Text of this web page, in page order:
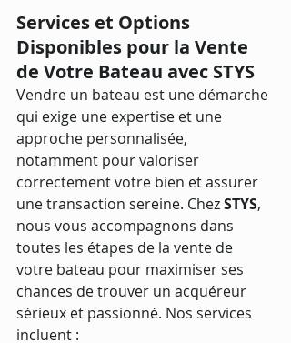
Services et Options
Disponibles pour la Vente
de Votre Bateau avec STYS
Vendre un bateau est une démarche
qui exige une expertise et une
approche personnalisée,
notamment pour valoriser
correctement votre bien et assurer
une transaction sereine. Chez STYS,
nous vous accompagnons dans
toutes les étapes de la vente de
votre bateau pour maximiser ses
chances de trouver un acquéreur
sérieux et passionné. Nos services
incluent :